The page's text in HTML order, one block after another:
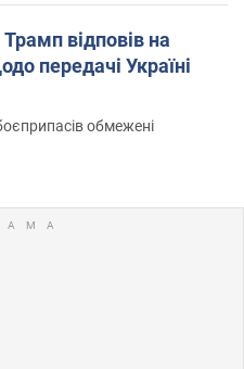
відповів на
передачі Україні
обмежені